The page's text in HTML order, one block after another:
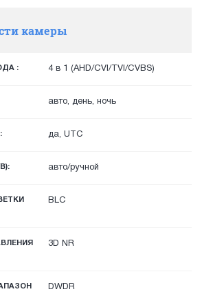
камеры
: 4 в 1 (AHD/CVI/TVI/CVBS)
авто, день, ночь
да, UTC
авто/ручной
BLC
3D NR
DWDR